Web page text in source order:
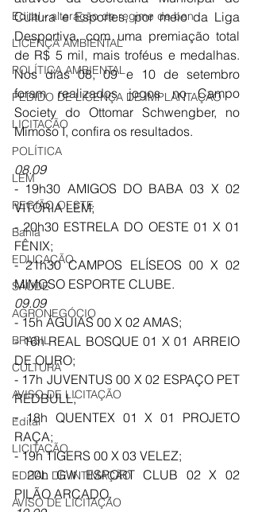
Edital - alteração de regime de ben
LICENÇA AMBIENTAL
POLÍTICA AMBIENTAL
PEDIDO DE LICENÇA DE IMPLANTAÇÃO
LICITAÇÃO
POLÍTICA
LEM
REGIÃO OESTE
Bahia
EDUCAÇÃO
SAÚDE
AGRONEGÓCIO
BRASIL
CULTURA
AVISO DE LICITAÇÃO
Edital
LICITAÇÃO
EDITAL DE INTIMAÇÃO
AVISO DE LICITAÇÃO
Cultura e Esportes, por meio da Liga
Desportiva, com uma premiação total
de R$ 5 mil, mais troféus e medalhas.
Nos dias 08, 09 e 10 de setembro
foram realizados jogos no Campo
Society do Ottomar Schwengber, no
Mimoso I, confira os resultados.
08.09
- 19h30 AMIGOS DO BABA 03 X 02
VITÓRIA LEM;
- 20h30 ESTRELA DO OESTE 01 X 01
FÊNIX;
- 21h30 CAMPOS ELÍSEOS 00 X 02
MIMOSO ESPORTE CLUBE.
09.09
- 15h ÁGUIAS 00 X 02 AMAS;
- 16h REAL BOSQUE 01 X 01 ARREIO
DE OURO;
- 17h JUVENTUS 00 X 02 ESPAÇO PET
REDBULL;
- 18h QUENTEX 01 X 01 PROJETO
RAÇA;
- 19h TIGERS 00 X 03 VELEZ;
- 20h GW ESPORT CLUB 02 X 02
PILÃO ARCADO.